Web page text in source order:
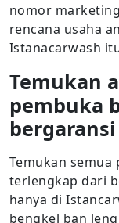
nomor
rencana usaha
Istanacarwash
Temukan
pembuka
bergaransi
Temukan
terlengkap dari
hanya di
bengkel ban